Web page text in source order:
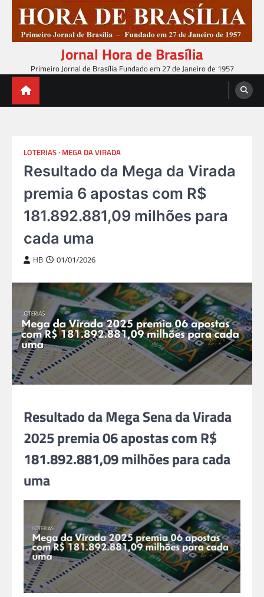
content
Jornal Hora de Brasília
Primeiro Jornal de Brasília Fundado em 27 de Janeiro de 1957
LOTERIAS MEGA DA VIRADA
Resultado da Mega da Virada
premia 6 apostas com R$
181.892.881,09 milhões para
cada uma
HB 01/01/2026
Resultado da Mega Sena da Virada
2025 premia 06 apostas com R$
181.892.881,09 milhões para cada
uma